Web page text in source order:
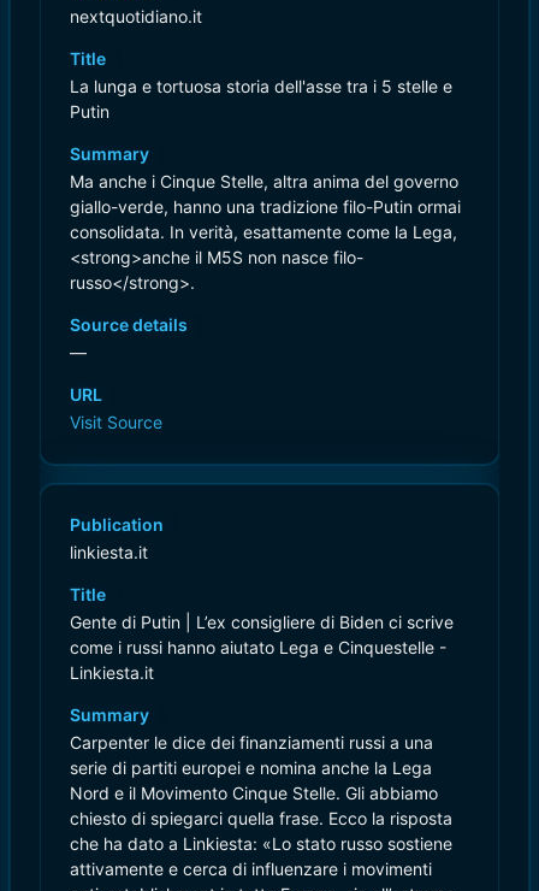
nextquotidiano.it
Title
La lunga e tortuosa storia dell'asse tra i 5 stelle e
Putin
Summary
Ma anche i Cinque Stelle, altra anima del governo
giallo-verde, hanno una tradizione filo-Putin ormai
consolidata. In verità, esattamente come la Lega,
<strong>anche il M5S non nasce filo-
russo</strong>.
Source details
—
URL
Visit Source
Publication
linkiesta.it
Title
Gente di Putin | L’ex consigliere di Biden ci scrive
come i russi hanno aiutato Lega e Cinquestelle -
Linkiesta.it
Summary
Carpenter le dice dei finanziamenti russi a una
serie di partiti europei e nomina anche la Lega
Nord e il Movimento Cinque Stelle. Gli abbiamo
chiesto di spiegarci quella frase. Ecco la risposta
che ha dato a Linkiesta: «Lo stato russo sostiene
attivamente e cerca di influenzare i movimenti